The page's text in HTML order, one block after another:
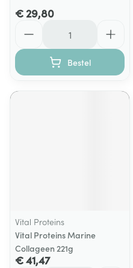
€ 29,80
Bestel
Vital Proteins
Vital Proteins Marine
Collageen 221g
€ 41,47